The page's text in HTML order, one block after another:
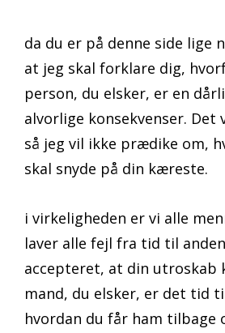
da du er på denne side lige
at jeg skal forklare dig,
person, du elsker, er en
alvorlige konsekvenser. Det
så jeg vil ikke prædike om,
skal snyde på din kæreste.
i virkeligheden er vi alle
laver alle fejl fra tid til
accepteret, at din utroskab
mand, du elsker, er det tid
hvordan du får ham tilbage